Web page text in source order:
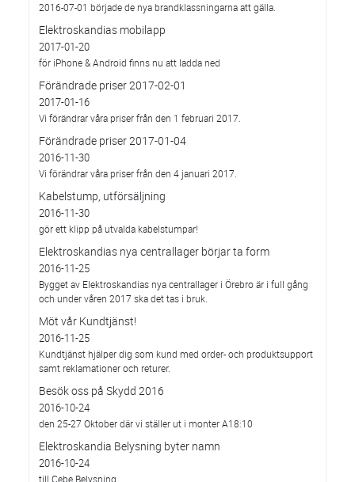
2016-07-01 började de nya brandklassningarna att gälla.
Elektroskandias mobilapp
2017-01-20
för iPhone & Android finns nu att ladda ned
Förändrade priser 2017-02-01
2017-01-16
Vi förändrar våra priser från den 1 februari 2017.
Förändrade priser 2017-01-04
2016-11-30
Vi förändrar våra priser från den 4 januari 2017.
Kabelstump, utförsäljning
2016-11-30
gör ett klipp på utvalda kabelstumpar!
Elektroskandias nya centrallager börjar ta form
2016-11-25
Bygget av Elektroskandias nya centrallager i Örebro är i full gång
och under våren 2017 ska det tas i bruk.
Möt vår Kundtjänst!
2016-11-25
Kundtjänst hjälper dig som kund med order- och produktsupport
samt reklamationer och returer.
Besök oss på Skydd 2016
2016-10-24
den 25-27 Oktober där vi ställer ut i monter A18:10
Elektroskandia Belysning byter namn
2016-10-24
till Cebe Belysning